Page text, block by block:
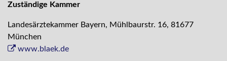
Zuständige Kammer
Landesärztekammer Bayern, Mühlbaurstr. 16, 81677
München
www.blaek.de